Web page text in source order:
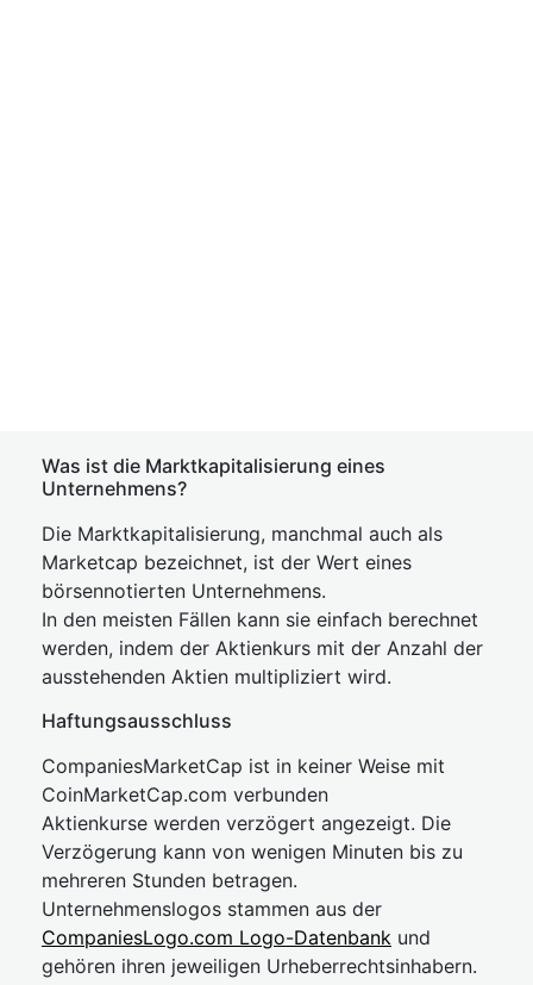
Was ist die Marktkapitalisierung eines
Unternehmens?
Die Marktkapitalisierung, manchmal auch als
Marketcap bezeichnet, ist der Wert eines
börsennotierten Unternehmens.
In den meisten Fällen kann sie einfach berechnet
werden, indem der Aktienkurs mit der Anzahl der
ausstehenden Aktien multipliziert wird.
Haftungsausschluss
CompaniesMarketCap ist in keiner Weise mit
CoinMarketCap.com verbunden
Aktienkurse werden verzögert angezeigt. Die
Verzögerung kann von wenigen Minuten bis zu
mehreren Stunden betragen.
Unternehmenslogos stammen aus der
CompaniesLogo.com Logo-Datenbank und
gehören ihren jeweiligen Urheberrechtsinhabern.